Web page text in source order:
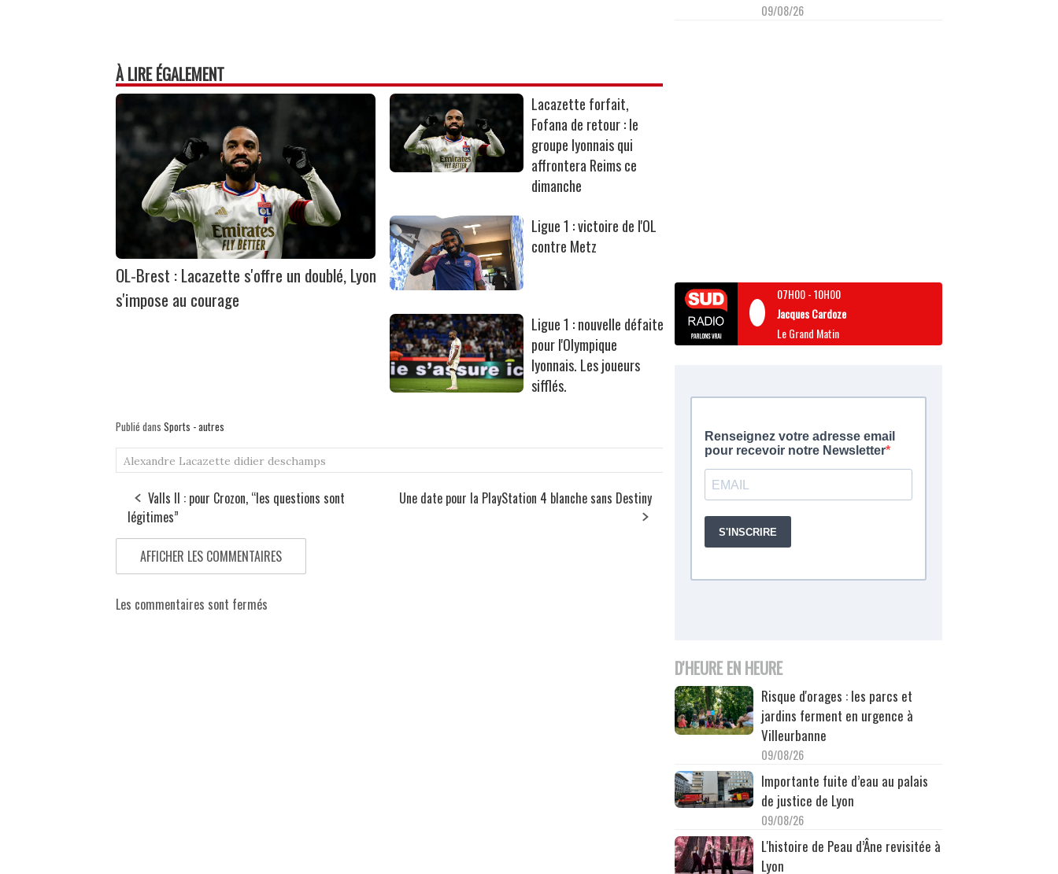
À LIRE ÉGALEMENT
OL-Brest : Lacazette s'offre un doublé, Lyon
s'impose au courage
Lacazette forfait,
Fofana de retour : le
groupe lyonnais qui
affrontera Reims ce
dimanche
Ligue 1 : victoire de l'OL
contre Metz
Ligue 1 : nouvelle défaite
pour l'Olympique
lyonnais. Les joueurs
sifflés.
Publié dans Sports - autres
Alexandre Lacazette didier deschamps
Valls II : pour Crozon, “les questions sont
légitimes”
Une date pour la PlayStation 4 blanche sans Destiny
AFFICHER LES COMMENTAIRES
Les commentaires sont fermés
09/08/26
07H00-10H00
Jacques Cardoze
Le Grand Matin
D'HEURE EN HEURE
Risque d'orages : les parcs et
jardins ferment en urgence à
Villeurbanne
09/08/26
Importante fuite d’eau au palais
de justice de Lyon
09/08/26
L'histoire de Peau d’Âne revisitée à
Lyon